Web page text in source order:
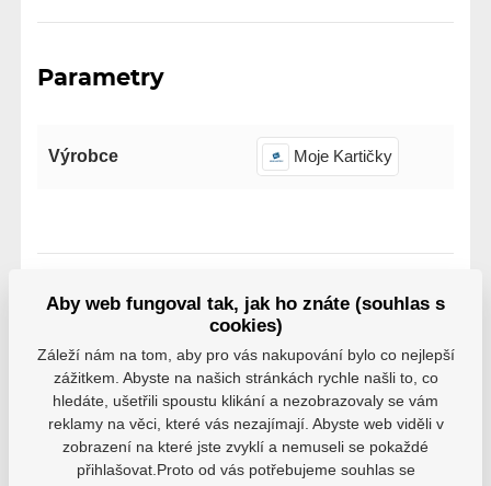
Parametry
Výrobce Moje Kartičky
Varianty
HS24
EAN: 053334550710
Není skladem 69 Kč
Aby web fungoval tak, jak ho znáte (souhlas s
cookies)
Záleží nám na tom, aby pro vás nakupování bylo co nejlepší
zážitkem. Abyste na našich stránkách rychle našli to, co
hledáte, ušetřili spoustu klikání a nezobrazovaly se vám
reklamy na věci, které vás nezajímají. Abyste web viděli v
zobrazení na které jste zvyklí a nemuseli se pokaždé
přihlašovat.Proto od vás potřebujeme souhlas se